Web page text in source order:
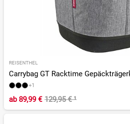
REISENTHEL
Carrybag GT Racktime
+1
ab89,99 € 129,95 €¹